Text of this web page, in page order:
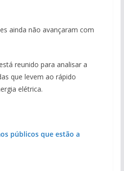
ainda não avançaram com
reunido para analisar a
que levem ao rápido
elétrica.
públicos que estão a